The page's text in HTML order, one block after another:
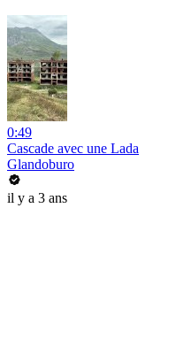
0:49
Cascade avec une Lada
Glandoburo
il y a 3 ans